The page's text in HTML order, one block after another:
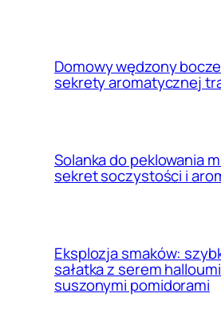
Domowy wędzony
sekrety aromatycznej
Solanka do peklowania
sekret soczystości i
Eksplozja smaków:
sałatka z serem
suszonymi pomidorami